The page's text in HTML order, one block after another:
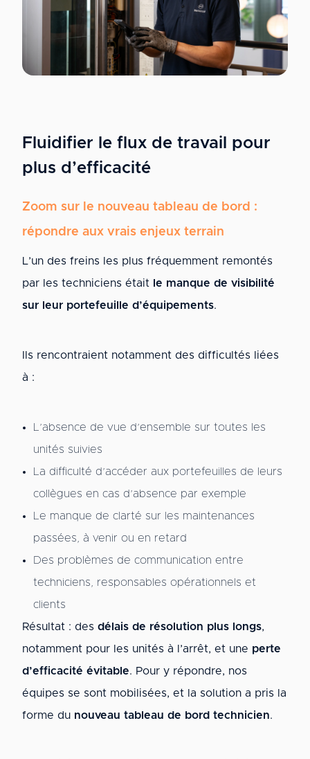
Fluidifier le flux de travail pour
plus d’efficacité
Zoom sur le nouveau tableau de bord :
répondre aux vrais enjeux terrain
L’un des freins les plus fréquemment remontés
par les techniciens était le manque de visibilité
sur leur portefeuille d’équipements.
Ils rencontraient notamment des difficultés liées
à :
L’absence de vue d’ensemble sur toutes les
unités suivies
La difficulté d’accéder aux portefeuilles de leurs
collègues en cas d’absence par exemple
Le manque de clarté sur les maintenances
passées, à venir ou en retard
Des problèmes de communication entre
techniciens, responsables opérationnels et
clients
Résultat : des délais de résolution plus longs,
notamment pour les unités à l’arrêt, et une perte
d’efficacité évitable. Pour y répondre, nos
équipes se sont mobilisées, et la solution a pris la
forme du nouveau tableau de bord technicien.